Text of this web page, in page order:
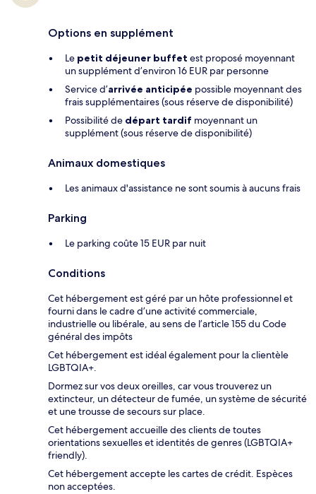
Options en supplément
Le petit déjeuner buffet est proposé moyennant
un supplément d’environ 16 EUR par personne
Service d’arrivée anticipée possible moyennant des
frais supplémentaires (sous réserve de disponibilité)
Possibilité de départ tardif moyennant un
supplément (sous réserve de disponibilité)
Animaux domestiques
Les animaux d'assistance ne sont soumis à aucuns frais
Parking
Le parking coûte 15 EUR par nuit
Conditions
Cet hébergement est géré par un hôte professionnel et
fourni dans le cadre d’une activité commerciale,
industrielle ou libérale, au sens de l’article 155 du Code
général des impôts
Cet hébergement est idéal également pour la clientèle
LGBTQIA+.
Dormez sur vos deux oreilles, car vous trouverez un
extincteur, un détecteur de fumée, un système de sécurité
et une trousse de secours sur place.
Cet hébergement accueille des clients de toutes
orientations sexuelles et identités de genres (LGBTQIA+
friendly).
Cet hébergement accepte les cartes de crédit. Espèces
non acceptées.